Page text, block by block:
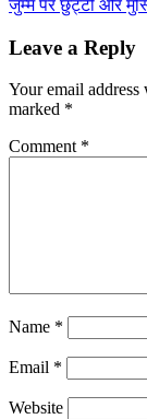
जुम्मे पर छुट्टी और
Leave a Reply
Your email
marked *
Comment *
Name *
Email *
Website